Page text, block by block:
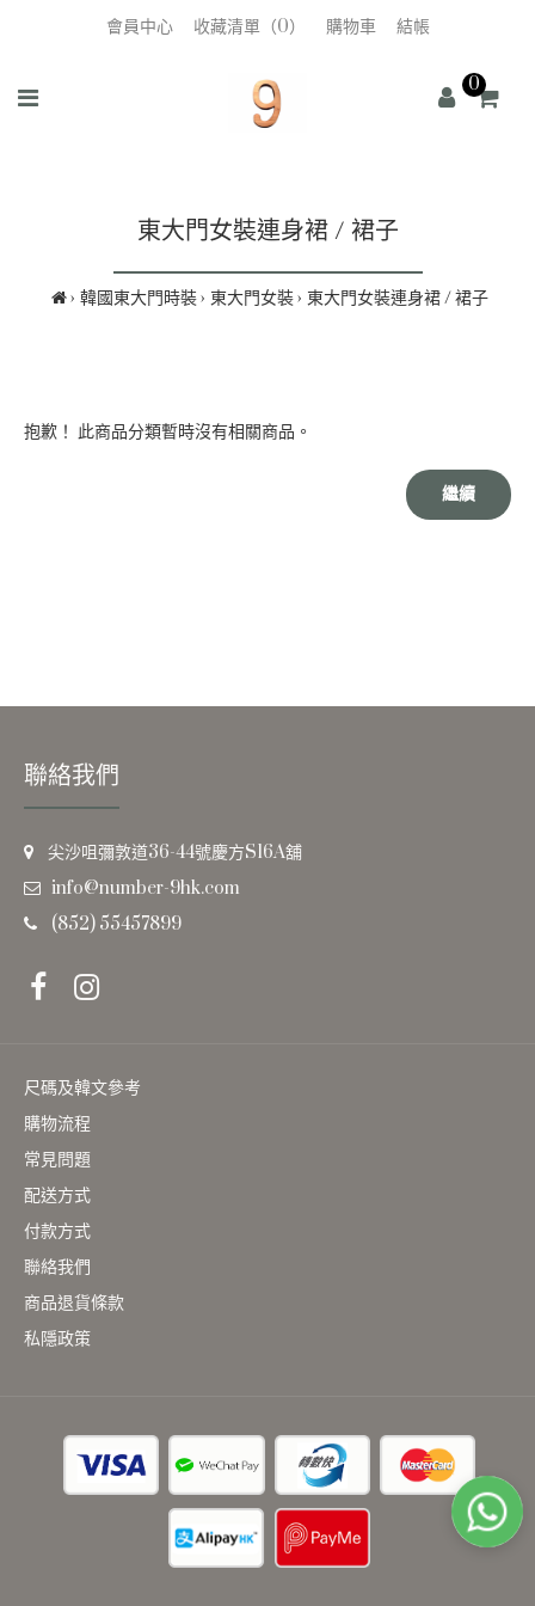
會員中心 收藏清單（0） 購物車 結帳
0
東大門女裝連身裙 / 裙子
韓國東大門時裝 東大門女裝 東大門女裝連身裙 / 裙子
抱歉！ 此商品分類暫時沒有相關商品。
繼續
聯絡我們
尖沙咀彌敦道36-44號慶方S16A舖
info@number-9hk.com
(852) 55457899
尺碼及韓文參考
購物流程
常見問題
配送方式
付款方式
聯絡我們
商品退貨條款
私隱政策